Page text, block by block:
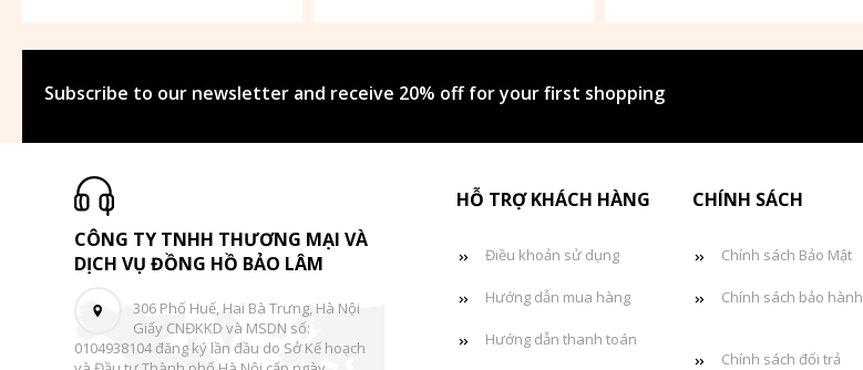
Subscribe to our newsletter and receive 20% off for your first shopping
CÔNG TY TNHH THƯƠNG MẠI VÀ
DỊCH VỤ ĐỒNG HỒ BẢO LÂM
306 Phố Huế, Hai Bà Trưng, Hà Nội
Giấy CNĐKKD và MSDN số:
0104938104 đăng ký lần đầu do Sở Kế hoạch
HỖ TRỢ KHÁCH HÀNG
Điều khoản sử dụng
Hướng dẫn mua hàng
Hướng dẫn thanh toán
CHÍNH SÁCH
Chính sách Bảo Mật
Chính sách bảo hành
Chính sách đổi trả